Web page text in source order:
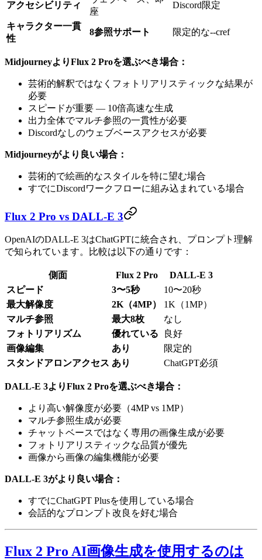
アクセシビリティ
座
Discord限定
キャラクター一貫
性
8参照サポート 限定的な--cref
MidjourneyよりFlux 2 Proを選ぶべき場合：
芸術的解釈ではなくフォトリアリスティックな結果が
必要
スピードが重要 — 10倍高速な生成
出力全体でマルチ参照の一貫性が必要
Discordなしのウェブベースアクセスが必要
Midjourneyがより良い場合：
芸術的で絵画的なスタイルを特に望む場合
すでにDiscordワークフローに組み込まれている場合
Flux 2 Pro vs DALL-E 3
OpenAIのDALL-E 3はChatGPTに統合され、プロンプト理解
で知られています。比較は以下の通りです：
側面 Flux 2 Pro
DALL-E 3
スピード
3〜5秒
10〜20秒
最大解像度
2K（4MP）
1K（1MP）
マルチ参照
最大8枚
なし
フォトリアリズム
優れている
良好
画像編集
あり
限定的
スタンドアロンアクセス あり ChatGPT必須
DALL-E 3よりFlux 2 Proを選ぶべき場合：
より高い解像度が必要（4MP vs 1MP）
マルチ参照生成が必要
チャットベースではなく専用の画像生成が必要
フォトリアリスティックな品質が優先
画像から画像の編集機能が必要
DALL-E 3がより良い場合：
すでにChatGPT Plusを使用している場合
会話的なプロンプト改良を好む場合
Flux 2 Pro AI画像生成を使用するのは